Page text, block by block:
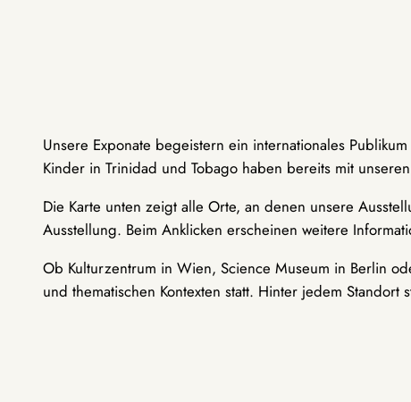
Unsere Exponate begeistern ein internationales
Kinder in Trinidad und Tobago haben bereits mit
Die Karte unten zeigt alle Orte, an denen unsere
Ausstellung. Beim Anklicken erscheinen weitere
Ob Kulturzentrum in Wien, Science Museum in Berlin
und thematischen Kontexten statt. Hinter jedem